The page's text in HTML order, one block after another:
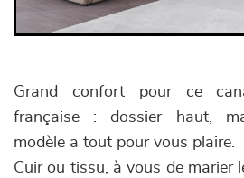
Grand confort pour ce
française : dossier haut,
modèle a tout pour vous plaire.
Cuir ou tissu, à vous de marier